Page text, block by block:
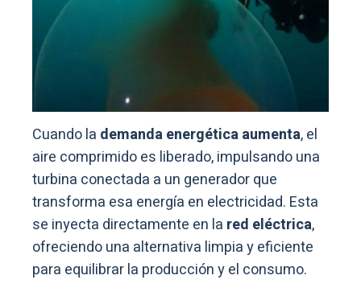
Cuando la demanda energética aumenta, el
aire comprimido es liberado, impulsando una
turbina conectada a un generador que
transforma esa energía en electricidad. Esta
se inyecta directamente en la red eléctrica,
ofreciendo una alternativa limpia y eficiente
para equilibrar la producción y el consumo.